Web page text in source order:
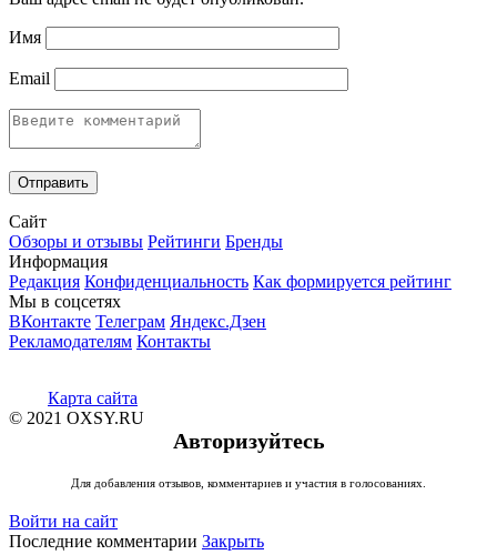
Имя
Email
Сайт
Обзоры и отзывы Рейтинги Бренды
Информация
Редакция Конфиденциальность Как формируется рейтинг
Мы в соцсетях
ВКонтакте Телеграм Яндекс.Дзен
Рекламодателям Контакты
Карта сайта
© 2021 OXSY.RU
Авторизуйтесь
Для добавления отзывов, комментариев и участия в голосованиях.
Войти на сайт
Последние комментарии Закрыть